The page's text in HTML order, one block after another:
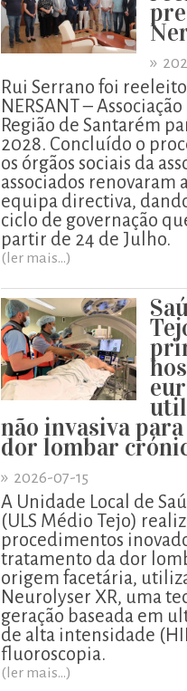
»
Rui Serrano foi
NERSANT –
Região de Santarém
2028. Concluído o
os órgãos sociais da
associados renovaram
equipa directiva,
ciclo de governação
partir de 24 de Julho.
(ler mais...)
não invasiva
dor lombar
» 2026-07-15
A Unidade Local de
(ULS Médio Tejo)
procedimentos
tratamento da dor
origem facetária,
Neurolyser XR, uma
geração baseada em
de alta intensidade
fluoroscopia.
(ler mais...)